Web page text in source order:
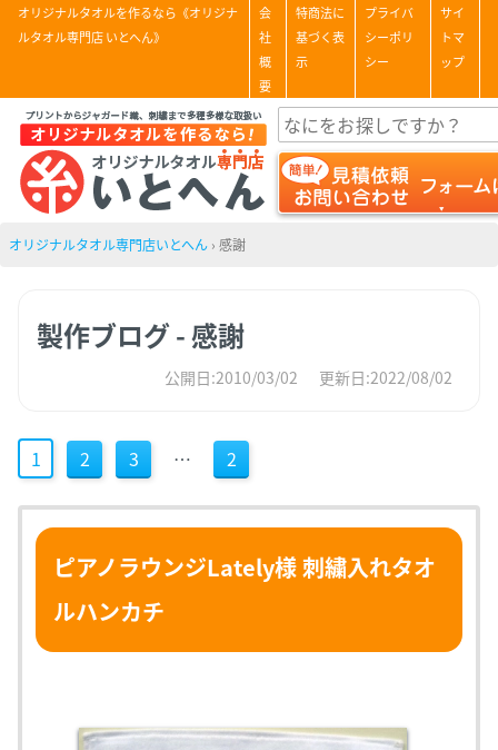
オリジナルタオルを作るなら《オリジナ
ルタオル専門店 いとへん》
会
社
概
要
特商法に
基づく表
示
プライバ
シーポリ
シー
サイ
トマ
ップ
オリジナルタオル専門店いとへん › 感謝
製作ブログ - 感謝
公開日:2010/03/02 更新日:2022/08/02
1 2 3 … 2
ピアノラウンジLately様 刺繍入れタオ
ルハンカチ